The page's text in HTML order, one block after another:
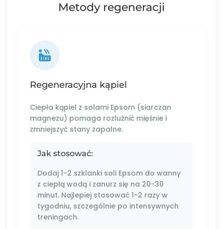
Metody regeneracji
Regeneracyjna kąpiel
Ciepła kąpiel z solami Epsom (siarczan
magnezu) pomaga rozluźnić mięśnie i
zmniejszyć stany zapalne.
Jak stosować:
Dodaj 1-2 szklanki soli Epsom do wanny
z ciepłą wodą i zanurz się na 20-30
minut. Najlepiej stosować 1-2 razy w
tygodniu, szczególnie po intensywnych
treningach.